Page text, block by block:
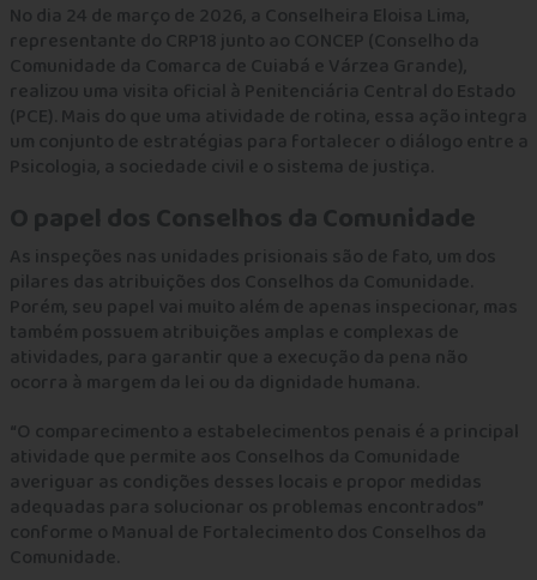
No dia 24 de março de 2026, a Conselheira Eloisa Lima,
representante do CRP18 junto ao CONCEP (Conselho da
Comunidade da Comarca de Cuiabá e Várzea Grande),
realizou uma visita oficial à Penitenciária Central do Estado
(PCE). Mais do que uma atividade de rotina, essa ação integra
um conjunto de estratégias para fortalecer o diálogo entre a
Psicologia, a sociedade civil e o sistema de justiça.
O papel dos Conselhos da Comunidade
As inspeções nas unidades prisionais são de fato, um dos
pilares das atribuições dos Conselhos da Comunidade.
Porém, seu papel vai muito além de apenas inspecionar, mas
também possuem atribuições amplas e complexas de
atividades, para garantir que a execução da pena não
ocorra à margem da lei ou da dignidade humana.
“O comparecimento a estabelecimentos penais é a principal
atividade que permite aos Conselhos da Comunidade
averiguar as condições desses locais e propor medidas
adequadas para solucionar os problemas encontrados”
conforme o Manual de Fortalecimento dos Conselhos da
Comunidade.